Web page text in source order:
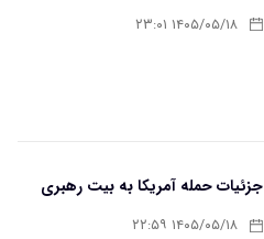
۱۴۰۵/۰۵/۱۸ ۲۳:۰۱
جزئیات حمله آمریکا به بیت رهبری
۱۴۰۵/۰۵/۱۸ ۲۲:۵۹